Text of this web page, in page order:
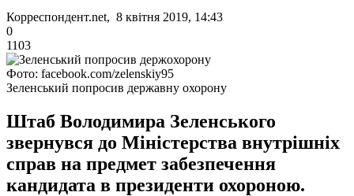
Корреспондент.net, 8 квітня 2019, 14:43
0
1103
Фото: facebook.com/zelenskiy95
Зеленський попросив державну охорону
Штаб Володимира Зеленського
звернувся до Міністерства внутрішніх
справ на предмет забезпечення
кандидата в президенти охороною.